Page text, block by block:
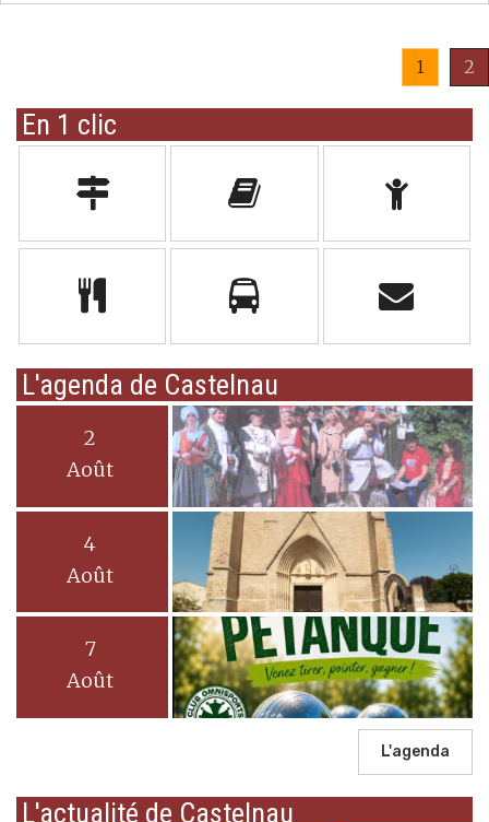
1 2
En 1 clic
L'agenda de Castelnau
2
Août
4
Août
7
Août
L'agenda
L'actualité de Castelnau